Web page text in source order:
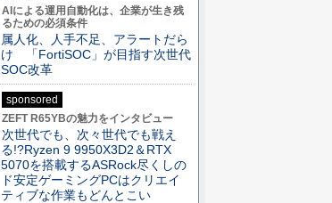
AIによる運用自動化は、企業が生き残
るための必須条件
属人化、人手不足、アラートだら
け 「FortiSOC」が目指す次世代
SOC改革
sponsored
ZEFT R65YBの魅力をインタビュー
次世代でも、次々世代でも戦え
る!?Ryzen 9 9950X3D2＆RTX
5070を搭載するASRock尽くしの
ド安定ゲーミングPCはクリエイ
ティブな作業もどんとこい